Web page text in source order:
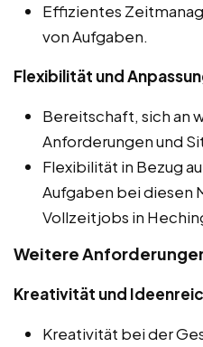
Effizientes
von Aufgaben.
Flexibilität und
Bereitschaft, sich an
Anforderungen und
Flexibilität in Bezug
Aufgaben bei diesen
Vollzeitjobs in
Weitere
Kreativität und
Kreativität bei der